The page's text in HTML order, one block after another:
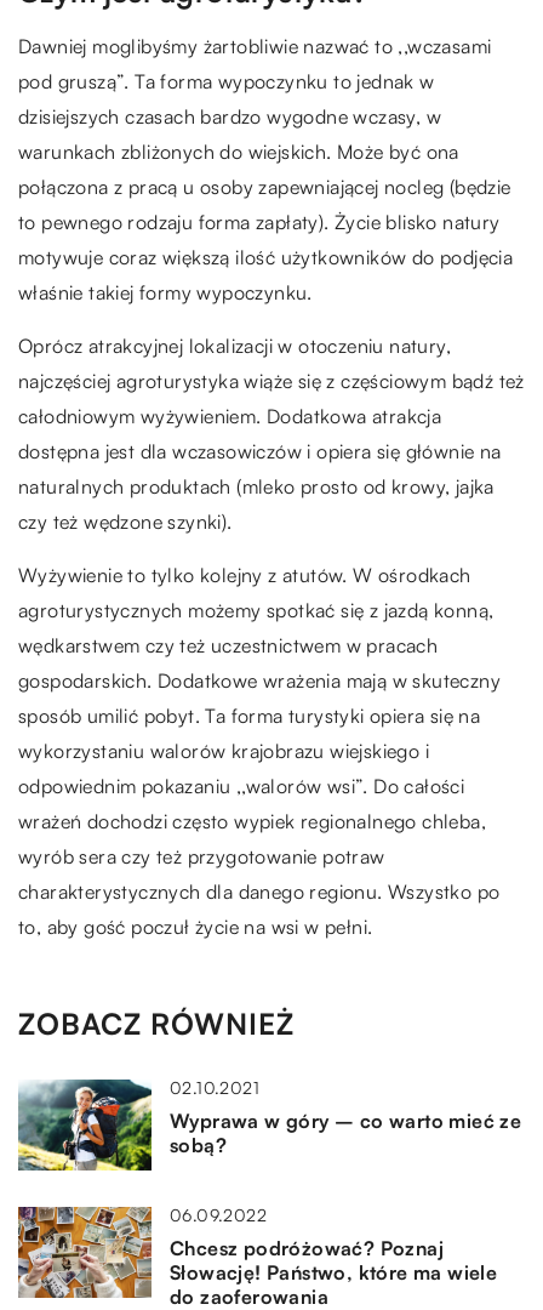
Dawniej moglibyśmy żartobliwie nazwać to ,,wczasami
pod gruszą”. Ta forma wypoczynku to jednak w
dzisiejszych czasach bardzo wygodne wczasy, w
warunkach zbliżonych do wiejskich. Może być ona
połączona z pracą u osoby zapewniającej nocleg (będzie
to pewnego rodzaju forma zapłaty). Życie blisko natury
motywuje coraz większą ilość użytkowników do podjęcia
właśnie takiej formy wypoczynku.
Oprócz atrakcyjnej lokalizacji w otoczeniu natury,
najczęściej agroturystyka wiąże się z częściowym bądź też
całodniowym wyżywieniem. Dodatkowa atrakcja
dostępna jest dla wczasowiczów i opiera się głównie na
naturalnych produktach (mleko prosto od krowy, jajka
czy też wędzone szynki).
Wyżywienie to tylko kolejny z atutów. W ośrodkach
agroturystycznych możemy spotkać się z jazdą konną,
wędkarstwem czy też uczestnictwem w pracach
gospodarskich. Dodatkowe wrażenia mają w skuteczny
sposób umilić pobyt. Ta forma turystyki opiera się na
wykorzystaniu walorów krajobrazu wiejskiego i
odpowiednim pokazaniu ,,walorów wsi”. Do całości
wrażeń dochodzi często wypiek regionalnego chleba,
wyrób sera czy też przygotowanie potraw
charakterystycznych dla danego regionu. Wszystko po
to, aby gość poczuł życie na wsi w pełni.
ZOBACZ RÓWNIEŻ
02.10.2021
Wyprawa w góry – co warto mieć ze
sobą?
06.09.2022
Chcesz podróżować? Poznaj
Słowację! Państwo, które ma wiele
do zaoferowania